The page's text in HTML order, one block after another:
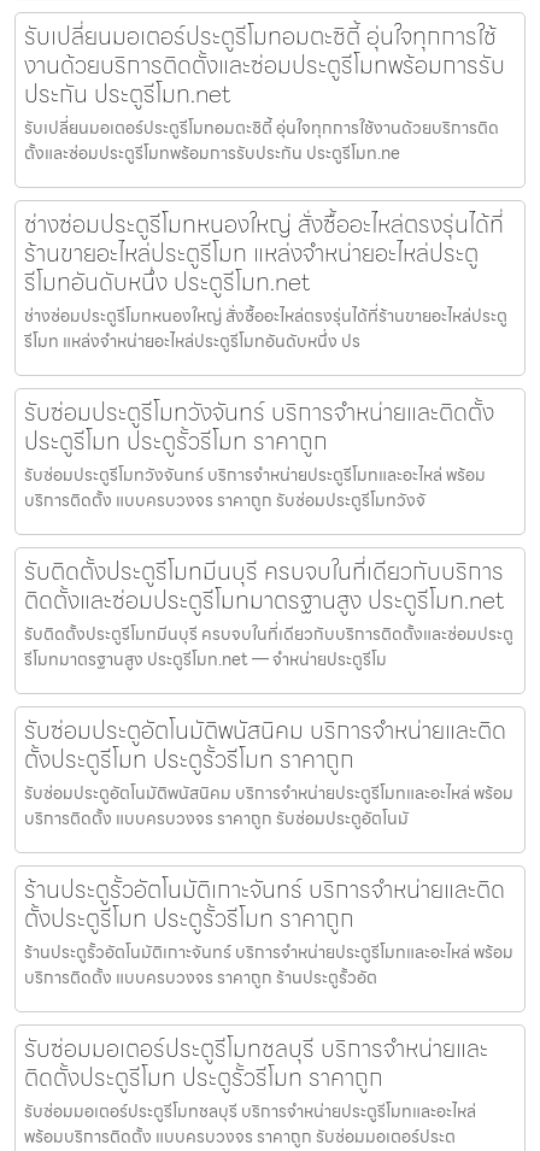
รับเปลี่ยนมอเตอร์ประตูรีโมทอมตะซิตี้ อุ่นใจทุกการใช้
งานด้วยบริการติดตั้งและซ่อมประตูรีโมทพร้อมการรับ
ประกัน ประตูรีโมท.net
รับเปลี่ยนมอเตอร์ประตูรีโมทอมตะซิตี้ อุ่นใจทุกการใช้งานด้วยบริการติด
ตั้งและซ่อมประตูรีโมทพร้อมการรับประกัน ประตูรีโมท.ne
ช่างซ่อมประตูรีโมทหนองใหญ่ สั่งซื้ออะไหล่ตรงรุ่นได้ที่
ร้านขายอะไหล่ประตูรีโมท แหล่งจำหน่ายอะไหล่ประตู
รีโมทอันดับหนึ่ง ประตูรีโมท.net
ช่างซ่อมประตูรีโมทหนองใหญ่ สั่งซื้ออะไหล่ตรงรุ่นได้ที่ร้านขายอะไหล่ประตู
รีโมท แหล่งจำหน่ายอะไหล่ประตูรีโมทอันดับหนึ่ง ปร
รับซ่อมประตูรีโมทวังจันทร์ บริการจำหน่ายและติดตั้ง
ประตูรีโมท ประตูรั้วรีโมท ราคาถูก
รับซ่อมประตูรีโมทวังจันทร์ บริการจำหน่ายประตูรีโมทและอะไหล่ พร้อม
บริการติดตั้ง แบบครบวงจร ราคาถูก รับซ่อมประตูรีโมทวังจั
รับติดตั้งประตูรีโมทมีนบุรี ครบจบในที่เดียวกับบริการ
ติดตั้งและซ่อมประตูรีโมทมาตรฐานสูง ประตูรีโมท.net
รับติดตั้งประตูรีโมทมีนบุรี ครบจบในที่เดียวกับบริการติดตั้งและซ่อมประตู
รีโมทมาตรฐานสูง ประตูรีโมท.net — จำหน่ายประตูรีโม
รับซ่อมประตูอัตโนมัติพนัสนิคม บริการจำหน่ายและติด
ตั้งประตูรีโมท ประตูรั้วรีโมท ราคาถูก
รับซ่อมประตูอัตโนมัติพนัสนิคม บริการจำหน่ายประตูรีโมทและอะไหล่ พร้อม
บริการติดตั้ง แบบครบวงจร ราคาถูก รับซ่อมประตูอัตโนมั
ร้านประตูรั้วอัตโนมัติเกาะจันทร์ บริการจำหน่ายและติด
ตั้งประตูรีโมท ประตูรั้วรีโมท ราคาถูก
ร้านประตูรั้วอัตโนมัติเกาะจันทร์ บริการจำหน่ายประตูรีโมทและอะไหล่ พร้อม
บริการติดตั้ง แบบครบวงจร ราคาถูก ร้านประตูรั้วอัต
รับซ่อมมอเตอร์ประตูรีโมทชลบุรี บริการจำหน่ายและ
ติดตั้งประตูรีโมท ประตูรั้วรีโมท ราคาถูก
รับซ่อมมอเตอร์ประตูรีโมทชลบุรี บริการจำหน่ายประตูรีโมทและอะไหล่
พร้อมบริการติดตั้ง แบบครบวงจร ราคาถูก รับซ่อมมอเตอร์ประต